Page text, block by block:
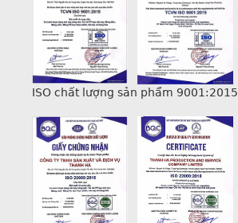
ISO chất lượng sản phẩm 9001:2015